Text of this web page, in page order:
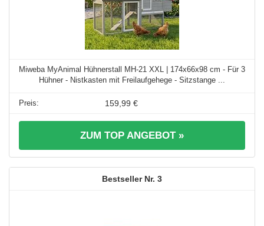
Miweba MyAnimal Hühnerstall MH-21 XXL | 174x66x98 cm - Für 3
Hühner - Nistkasten mit Freilaufgehege - Sitzstange ...
159,99 €
ZUM TOP ANGEBOT »
3